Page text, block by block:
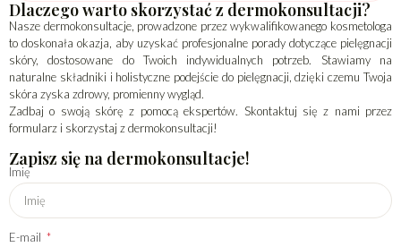
Dlaczego warto skorzystać z dermokonsultacji?
Nasze dermokonsultacje, prowadzone przez wykwalifikowanego kosmetologa
to doskonała okazja, aby uzyskać profesjonalne porady dotyczące pielęgnacji
skóry, dostosowane do Twoich indywidualnych potrzeb. Stawiamy na
naturalne składniki i holistyczne podejście do pielęgnacji, dzięki czemu Twoja
skóra zyska zdrowy, promienny wygląd.
Zadbaj o swoją skórę z pomocą ekspertów. Skontaktuj się z nami przez
formularz i skorzystaj z dermokonsultacji!
Zapisz się na dermokonsultacje!
Imię
E-mail